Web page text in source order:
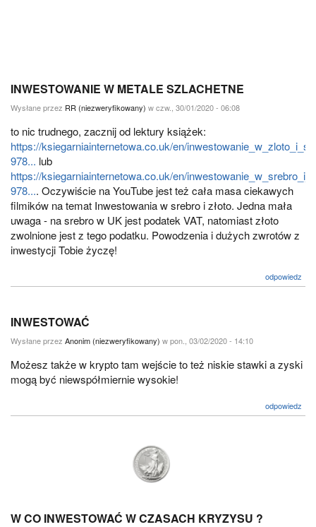
INWESTOWANIE W METALE SZLACHETNE
Wysłane przez RR (niezweryfikowany) w czw., 30/01/2020 - 06:08
to nic trudnego, zacznij od lektury książek:
https://ksiegarniainternetowa.co.uk/en/
978... lub
https://ksiegarniainternetowa.co.uk/en/
978.... Oczywiście na YouTube jest też cała masa ciekawych
filmików na temat Inwestowania w srebro i złoto. Jedna mała
uwaga - na srebro w UK jest podatek VAT, natomiast złoto
zwolnione jest z tego podatku. Powodzenia i dużych zwrotów z
inwestycji Tobie życzę!
odpowiedz
INWESTOWAĆ
Wysłane przez Anonim (niezweryfikowany) w pon., 03/02/2020 - 14:10
Możesz także w krypto tam wejście to też niskie stawki a zyski
mogą być niewspółmiernie wysokie!
odpowiedz
W CO INWESTOWAĆ W CZASACH KRYZYSU ?